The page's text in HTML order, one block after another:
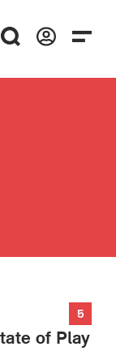
5
of Play